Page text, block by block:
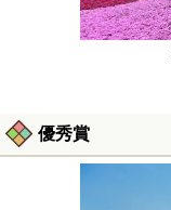
優秀賞